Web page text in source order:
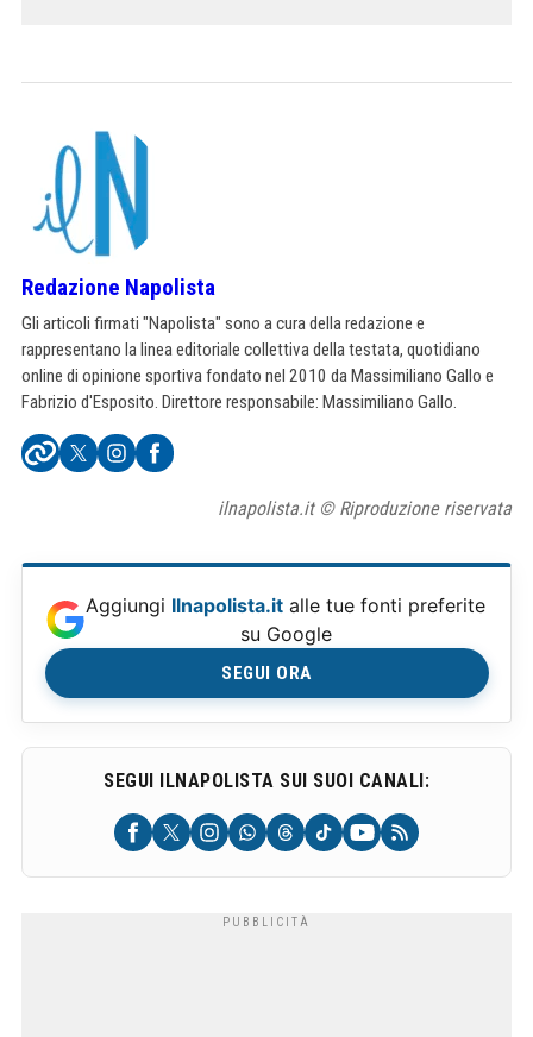
Redazione Napolista
Gli articoli firmati "Napolista" sono a cura della redazione e
rappresentano la linea editoriale collettiva della testata, quotidiano
online di opinione sportiva fondato nel 2010 da Massimiliano Gallo e
Fabrizio d'Esposito. Direttore responsabile: Massimiliano Gallo.
ilnapolista.it © Riproduzione riservata
Aggiungi Ilnapolista.it alle tue fonti preferite
su Google
SEGUI ORA
SEGUI ILNAPOLISTA SUI SUOI CANALI: